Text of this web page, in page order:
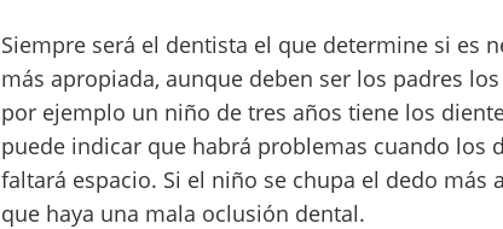
Siempre será el dentista el que determine si es
más apropiada, aunque deben ser los padres
por ejemplo un niño de tres años tiene los
puede indicar que habrá problemas cuando los
faltará espacio. Si el niño se chupa el dedo
que haya una mala oclusión dental.